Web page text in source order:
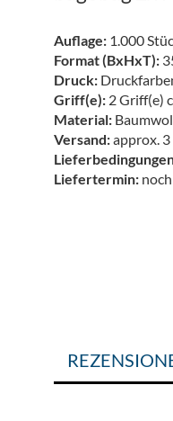
Auflage: 1.000
Format (BxHxT):
Druck:
Griff(e): 2 Griff(e)
Material:
Versand:approx. 3
Liefertermin: